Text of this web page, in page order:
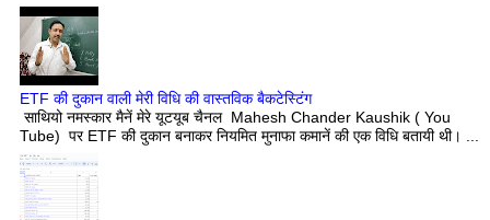
ETF की दुकान वाली मेरी विधि की वास्तविक बैकटेस्टिंग
साथियो नमस्कार मैनें मेरे यूटयूब चैनल Mahesh Chander Kaushik ( You
Tube) पर ETF की दुकान बनाकर नियमित मुनाफा कमानें की एक विधि बतायी थी। ...